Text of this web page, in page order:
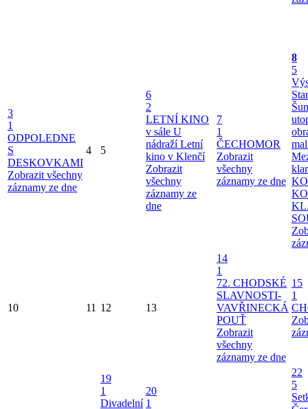
3
1
ODPOLEDNE
S
DESKOVKAMI
Zobrazit všechny
záznamy ze dne
4 5
6
2
LETNÍ KINO
v sále U
nádražíLetní
kino v Klenčí
Zobrazit
všechny
záznamy ze
dne
7
1
ČECHOMOR
Zobrazit
všechny
záznamy ze dne
8
5
10 11 12 13
14
1
72. CHODSKÉ
SLAVNOSTI-
VAVŘINECKÁ
POUŤ
Zobrazit
všechny
záznamy ze dne
15
1
19
1
Divadelní
20
1
22
5